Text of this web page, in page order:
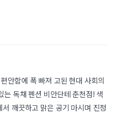
안함에 폭 빠져 고된 현대 사회의
는 독채 펜션 비안단테 춘천점! 색
깨끗하고 맑은 공기 마시며 진정